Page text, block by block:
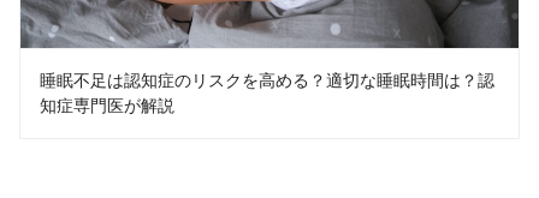
睡眠不足は認知症のリスクを高める？適切な睡眠時間は？認
知症専門医が解説